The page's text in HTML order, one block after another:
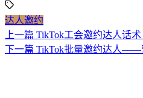
达人邀约
上一篇 TikTok工会邀约达人话
下一篇 TikTok批量邀约达人——